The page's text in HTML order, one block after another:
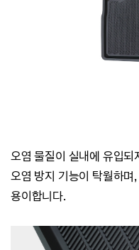
오염 물질이 실내에 유입되
오염 방지 기능이 탁월하며,
용이합니다.